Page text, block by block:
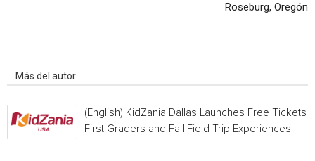
Roseburg, Oregón
Más del autor
(English) KidZania Dallas Launches Free Tickets
First Graders and Fall Field Trip Experiences